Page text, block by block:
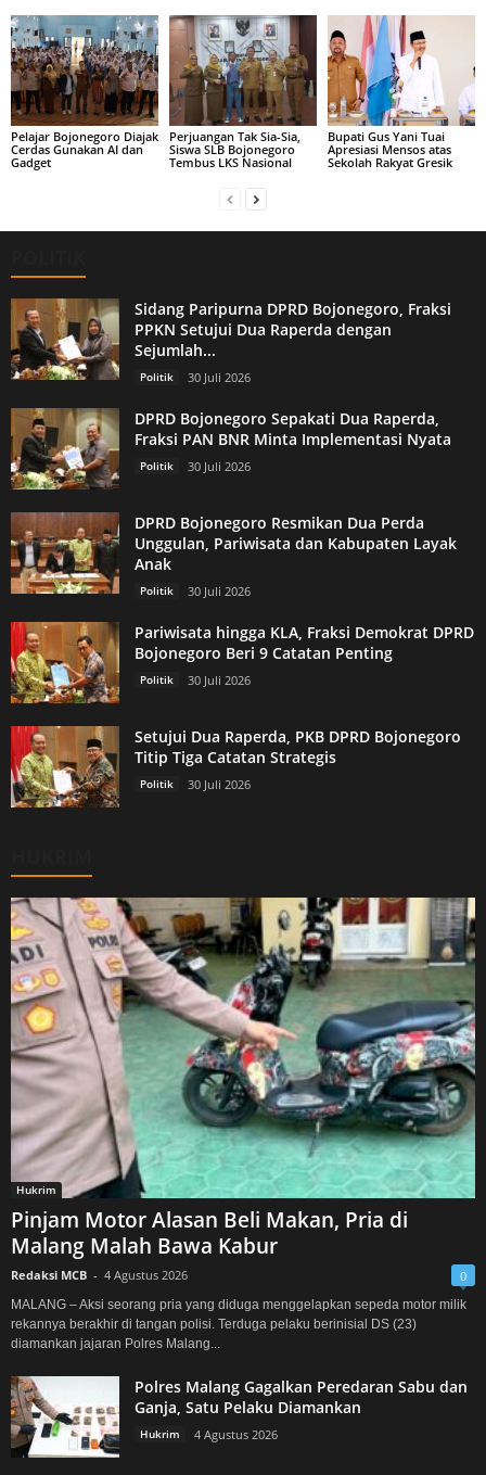
Pelajar Bojonegoro Diajak
Cerdas Gunakan AI dan
Gadget
Perjuangan Tak Sia-Sia,
Siswa SLB Bojonegoro
Tembus LKS Nasional
Bupati Gus Yani Tuai
Apresiasi Mensos atas
Sekolah Rakyat Gresik
Sidang Paripurna DPRD Bojonegoro, Fraksi
PPKN Setujui Dua Raperda dengan
Sejumlah...
Politik 30 Juli 2026
DPRD Bojonegoro Sepakati Dua Raperda,
Fraksi PAN BNR Minta Implementasi Nyata
Politik 30 Juli 2026
DPRD Bojonegoro Resmikan Dua Perda
Unggulan, Pariwisata dan Kabupaten Layak
Anak
Politik 30 Juli 2026
Pariwisata hingga KLA, Fraksi Demokrat DPRD
Bojonegoro Beri 9 Catatan Penting
Politik 30 Juli 2026
Setujui Dua Raperda, PKB DPRD Bojonegoro
Titip Tiga Catatan Strategis
Politik 30 Juli 2026
Hukrim
Pinjam Motor Alasan Beli Makan, Pria di
Malang Malah Bawa Kabur
Redaksi MCB - 4 Agustus 2026 0
MALANG – Aksi seorang pria yang diduga menggelapkan sepeda motor milik
rekannya berakhir di tangan polisi. Terduga pelaku berinisial DS (23)
diamankan jajaran Polres Malang...
Polres Malang Gagalkan Peredaran Sabu dan
Ganja, Satu Pelaku Diamankan
Hukrim 4 Agustus 2026